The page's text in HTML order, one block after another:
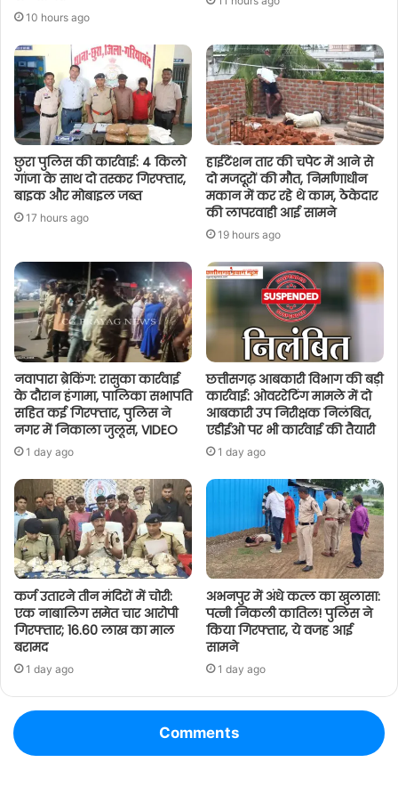
10 hours ago
छुरा पुलिस की कार्रवाई: 4 किलो
गांजा के साथ दो तस्कर गिरफ्तार,
बाइक और मोबाइल जब्त
17 hours ago
हाईटेंशन तार की चपेट में आने से
दो मजदूरों की मौत, निर्माणाधीन
मकान में कर रहे थे काम, ठेकेदार
की लापरवाही आई सामने
19 hours ago
नवापारा ब्रेकिंग: रासुका कार्रवाई
के दौरान हंगामा, पालिका सभापति
सहित कई गिरफ्तार, पुलिस ने
नगर में निकाला जुलूस, VIDEO
1 day ago
छत्तीसगढ़ आबकारी विभाग की बड़ी
कार्रवाई: ओवररेटिंग मामले में दो
आबकारी उप निरीक्षक निलंबित,
एडीईओ पर भी कार्रवाई की तैयारी
1 day ago
कर्ज उतारने तीन मंदिरों में चोरी:
एक नाबालिग समेत चार आरोपी
गिरफ्तार; 16.60 लाख का माल
बरामद
1 day ago
अभनपुर में अंधे कत्ल का खुलासा:
पत्नी निकली कातिल! पुलिस ने
किया गिरफ्तार, ये वजह आई
सामने
1 day ago
Comments